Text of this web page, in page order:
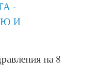
-
И
на 8